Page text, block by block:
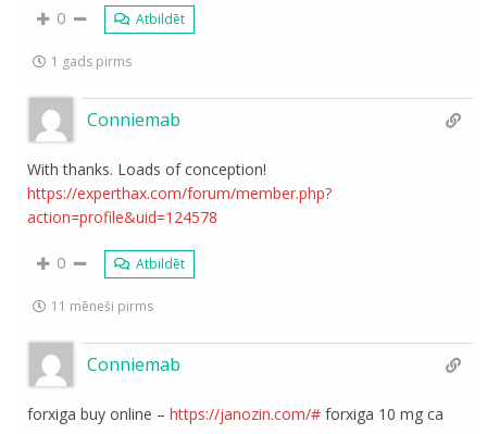
0 Atbildēt
1 gads pirms
Conniemab
With thanks. Loads of conception!
https://experthax.com/forum/member.php?
action=profile&uid=124578
0 Atbildēt
11 mēneši pirms
Conniemab
forxiga buy online –https://janozin.com/# forxiga 10 mg ca